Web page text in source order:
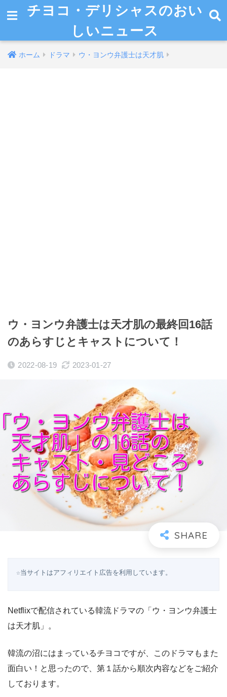
チヨコ・デリシャスのおい
しいニュース
ホーム ドラマ ウ・ヨンウ弁護士は天才肌
ウ・ヨンウ弁護士は天才肌の最終回16話
のあらすじとキャストについて！
2022-08-19 2023-01-27
☆当サイトはアフィリエイト広告を利用しています。
Netflixで配信されている韓流ドラマの「ウ・ヨンウ弁護士
は天才肌」。
韓流の沼にはまっているチヨコですが、このドラマもまた
面白い！と思ったので、第１話から順次内容などをご紹介
しております。